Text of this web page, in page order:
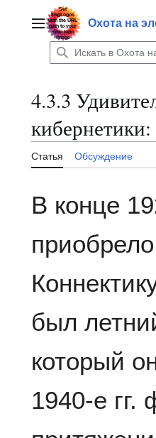
содержаниюГлавное менюОхота на
4.3.3
Статья Обсуждение
В конце
был
который
1940-е